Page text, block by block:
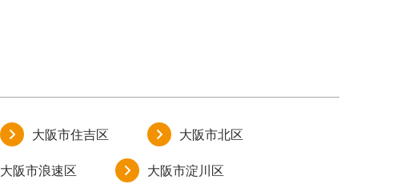
大阪市住吉区 大阪市北区
大阪市浪速区 大阪市淀川区